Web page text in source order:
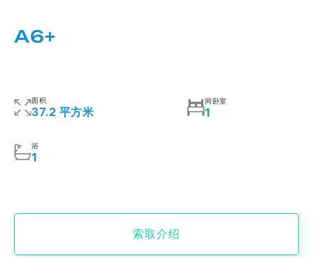
A6+
面积
37.2 平方米
间卧室
1
浴
1
索取介绍